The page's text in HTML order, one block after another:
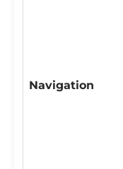
Navigation